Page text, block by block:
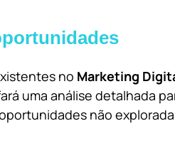
no Marketing
uma análise detalhada
não